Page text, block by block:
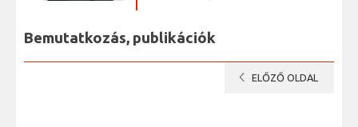
Bemutatkozás, publikációk
chevron_left ELŐZŐ OLDAL